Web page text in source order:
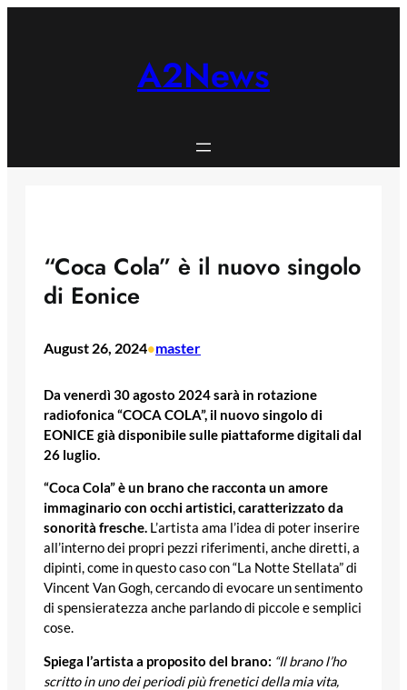
A2News
“Coca Cola” è il nuovo singolo
di Eonice
August 26, 2024•master
Da venerdì 30 agosto 2024 sarà in rotazione
radiofonica “COCA COLA”, il nuovo singolo di
EONICE già disponibile sulle piattaforme digitali dal
26 luglio.
“Coca Cola” è un brano che racconta un amore
immaginario con occhi artistici, caratterizzato da
sonorità fresche. L’artista ama l’idea di poter inserire
all’interno dei propri pezzi riferimenti, anche diretti, a
dipinti, come in questo caso con “La Notte Stellata” di
Vincent Van Gogh, cercando di evocare un sentimento
di spensieratezza anche parlando di piccole e semplici
cose.
Spiega l’artista a proposito del brano: “Il brano l’ho
scritto in uno dei periodi più frenetici della mia vita,